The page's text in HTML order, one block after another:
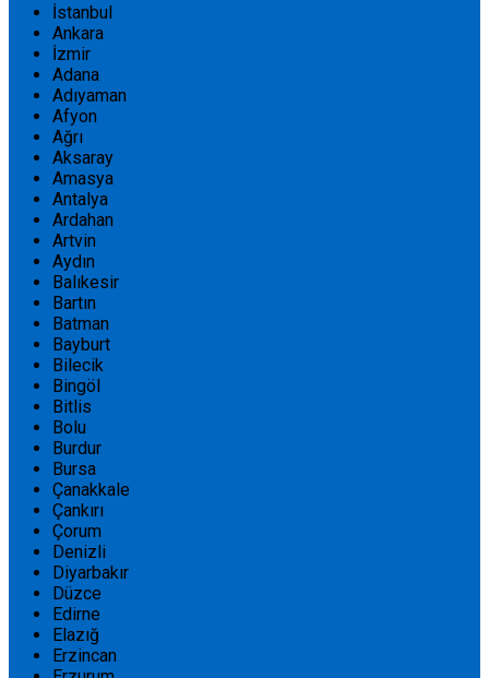
İstanbul
Ankara
İzmir
Adana
Adıyaman
Afyon
Ağrı
Aksaray
Amasya
Antalya
Ardahan
Artvin
Aydın
Balıkesir
Bartın
Batman
Bayburt
Bilecik
Bingöl
Bitlis
Bolu
Burdur
Bursa
Çanakkale
Çankırı
Çorum
Denizli
Diyarbakır
Düzce
Edirne
Elazığ
Erzincan